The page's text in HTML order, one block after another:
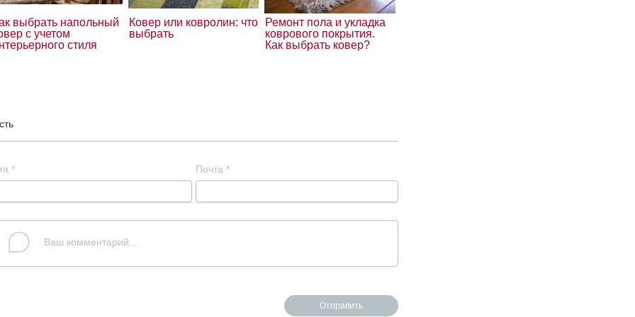
выбрать напольный
с учетом
стиля
Ковер или ковролин: что
выбрать
Ремонт пола и укладка
коврового покрытия.
Как выбрать ковер?
* Почта *